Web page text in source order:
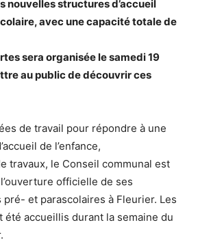
nouvelles structures d’accueil
avec une capacité totale de
sera organisée le samedi 19
au public de découvrir ces
de travail pour répondre à une
de l’enfance,
travaux, le Conseil communal est
officielle de ses
et parascolaires à Fleurier. Les
été accueillis durant la semaine du